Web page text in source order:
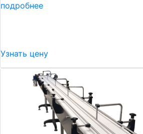
подробнее
Узнать цену